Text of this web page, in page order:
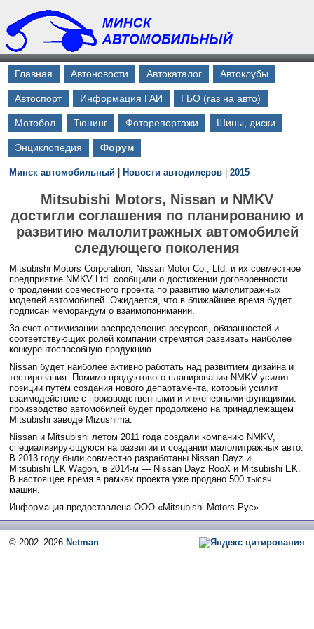
Главная Автоновости Автокаталог Автоклубы
Автоспорт Информация ГАИ ГБО (газ на авто)
Мотобол Тюнинг Фоторепортажи Шины, диски
Энциклопедия Форум
Минcк автомобильный Новости автодилеров 2015
Mitsubishi Motors, Nissan и NMKV
достигли соглашения по планированию и
развитию малолитражных автомобилей
следующего поколения
Mitsubishi Motors Corporation, Nissan Motor Co., Ltd. и их совместное
предприятие NMKV Ltd. сообщили о достижении договоренности
о продлении совместного проекта по развитию малолитражных
моделей автомобилей. Ожидается, что в ближайшее время будет
подписан меморандум о взаимопонимании.
За счет оптимизации распределения ресурсов, обязанностей и
соответствующих ролей компании стремятся развивать наиболее
конкурентоспособную продукцию.
Nissan будет наиболее активно работать над развитием дизайна и
тестирования. Помимо продуктового планирования NMKV усилит
позиции путем создания нового департамента, который усилит
взаимодействие с производственными и инженерными функциями.
производство автомобилей будет продолжено на принадлежащем
Mitsubishi заводе Mizushima.
Nissan и Mitsubishi летом 2011 года создали компанию NMKV,
специализирующуюся на развитии и создании малолитражных авто.
В 2013 году были совместно разработаны Nissan Dayz и
Mitsubishi EK Wagon, в 2014-м — Nissan Dayz RooX и Mitsubishi EK.
В настоящее время в рамках проекта уже продано 500 тысяч
машин.
Информация предоставлена ООО «Mitsubishi Motors Рус».
© 2002–2026 Netman